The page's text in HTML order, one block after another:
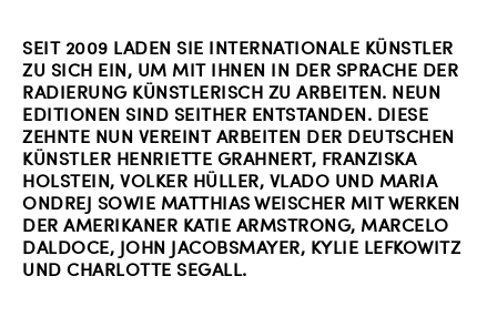
SEIT 2009 LADEN SIE INTERNATIONALE KÜNSTLER
ZU SICH EIN, UM MIT IHNEN IN DER SPRACHE DER
RADIERUNG KÜNSTLERISCH ZU ARBEITEN. NEUN
EDITIONEN SIND SEITHER ENTSTANDEN. DIESE
ZEHNTE NUN VEREINT ARBEITEN DER DEUTSCHEN
KÜNSTLER HENRIETTE GRAHNERT, FRANZISKA
HOLSTEIN, VOLKER HÜLLER, VLADO UND MARIA
ONDREJ SOWIE MATTHIAS WEISCHER MIT WERKEN
DER AMERIKANER KATIE ARMSTRONG, MARCELO
DALDOCE, JOHN JACOBSMAYER, KYLIE LEFKOWITZ
UND CHARLOTTE SEGALL.